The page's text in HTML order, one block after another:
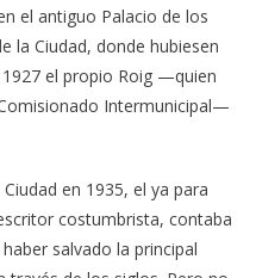
el antiguo Palacio de los
la Ciudad, donde hubiesen
el propio Roig —quien
Intermunicipal—
en 1935, el ya para
costumbrista, contaba
salvado la principal